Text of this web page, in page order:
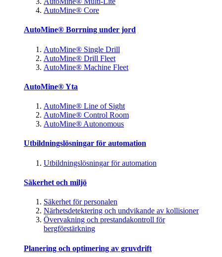
AutoMine® Core
AutoMine® Borrning under jord
AutoMine® Single Drill
AutoMine® Drill Fleet
AutoMine® Machine Fleet
AutoMine® Yta
AutoMine® Line of Sight
AutoMine® Control Room
AutoMine® Autonomous
Utbildningslösningar för automation
Utbildningslösningar för automation
Säkerhet och miljö
Säkerhet för personalen
Närhetsdetektering och undvikande av kollisioner
Övervakning och prestandakontroll för
bergförstärkning
Planering och optimering av gruvdrift